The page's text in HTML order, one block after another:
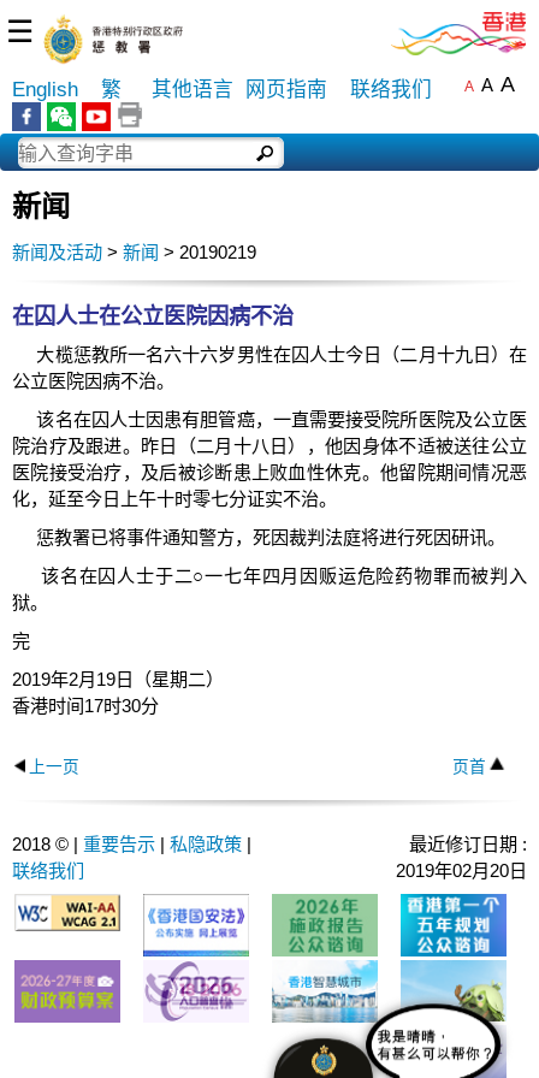
☰
English 繁 其他语言 网页指南 联络我们 A A A
新闻
新闻及活动 > 新闻 > 20190219
在囚人士在公立医院因病不治
大榄惩教所一名六十六岁男性在囚人士今日（二月十九日）在
公立医院因病不治。
该名在囚人士因患有胆管癌，一直需要接受院所医院及公立医
院治疗及跟进。昨日（二月十八日），他因身体不适被送往公立
医院接受治疗，及后被诊断患上败血性休克。他留院期间情况恶
化，延至今日上午十时零七分证实不治。
惩教署已将事件通知警方，死因裁判法庭将进行死因研讯。
该名在囚人士于二○一七年四月因贩运危险药物罪而被判入
狱。
完
2019年2月19日（星期二）
香港时间17时30分
上一页 页首
2018 © | 重要告示 | 私隐政策 |
联络我们
最近修订日期 :
2019年02月20日